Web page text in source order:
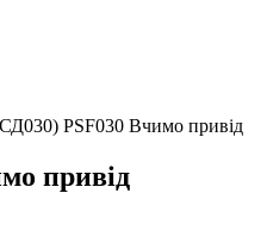
PSF030 Вчимо привід
привід